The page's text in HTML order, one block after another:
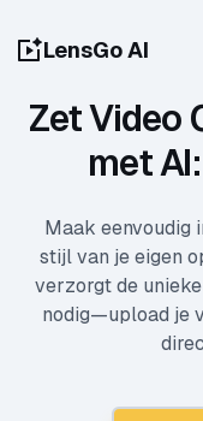
LensGo AI
Zet Video
met
Maak eenvoudig
stijl van je eigen
verzorgt de
nodig—upload je